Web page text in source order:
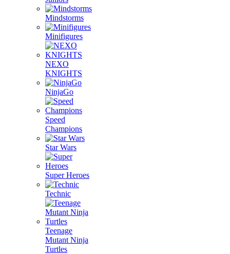
Mindstorms
Minifigures
NEXO
KNIGHTS
NinjaGo
Speed
Champions
Star Wars
Super Heroes
Technic
Teenage
Mutant Ninja
Turtles